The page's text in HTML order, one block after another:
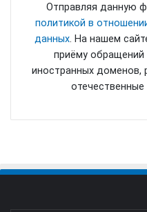
Отправляя данную
политикой в
данных. На нашем
приёму обращений
иностранных доменов,